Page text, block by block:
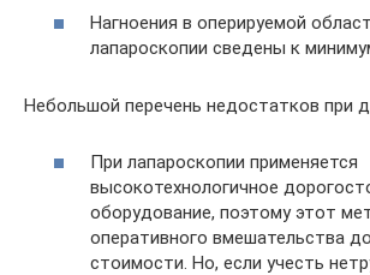
Нагноения в оперируемой
лапароскопии сведены к
Небольшой перечень недостатков при
При лапароскопии применяется
высокотехнологичное
оборудование, поэтому этот
оперативного вмешательства
стоимости. Но, если учесть